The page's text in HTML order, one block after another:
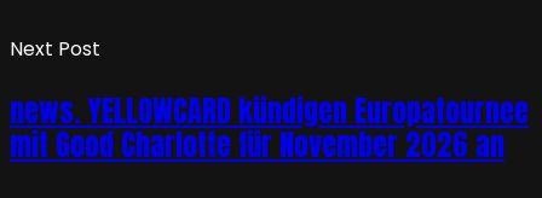
Next Post
news. YELLOWCARD kündigen Europatournee
mit Good Charlotte für November 2026 an